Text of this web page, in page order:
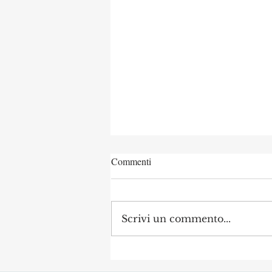
Commenti
Scrivi un commento...